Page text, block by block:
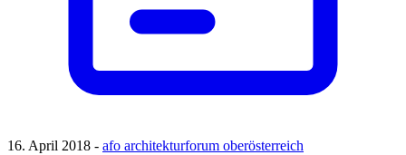
16. April 2018 - afo architekturforum oberösterreich